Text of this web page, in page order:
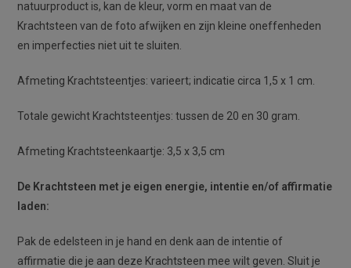
natuurproduct is, kan de kleur, vorm en maat van de
Krachtsteen van de foto afwijken en zijn kleine oneffenheden
en imperfecties niet uit te sluiten.
Afmeting Krachtsteentjes: varieert; indicatie circa 1,5 x 1 cm.
Totale gewicht Krachtsteentjes: tussen de 20 en 30 gram.
Afmeting Krachtsteenkaartje: 3,5 x 3,5 cm
De Krachtsteen met je eigen energie, intentie en/of affirmatie
laden:
Pak de edelsteen in je hand en denk aan de intentie of
affirmatie die je aan deze Krachtsteen mee wilt geven. Sluit je